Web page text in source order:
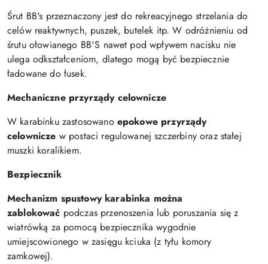
Śrut BB's przeznaczony jest do rekreacyjnego strzelania do
celów reaktywnych, puszek, butelek itp. W odróżnieniu od
śrutu ołowianego BB'S nawet pod wpływem nacisku nie
ulega odkształceniom, dlatego mogą być bezpiecznie
ładowane do łusek.
Mechaniczne przyrządy celownicze
W karabinku zastosowano epokowe przyrządy
celownicze w postaci regulowanej szczerbiny oraz stałej
muszki koralikiem.
Bezpiecznik
Mechanizm spustowy karabinka można
zablokować podczas przenoszenia lub poruszania się z
wiatrówką za pomocą bezpiecznika wygodnie
umiejscowionego w zasięgu kciuka (z tyłu komory
zamkowej).